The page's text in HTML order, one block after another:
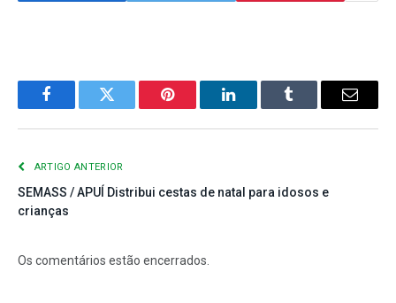
FacebookTwitter Pinterest LinkedInTumblr
E-
ARTIGO ANTERIOR
SEMASS / APUÍ Distribui cestas de natal para idosos e
crianças
Os comentários estão encerrados.